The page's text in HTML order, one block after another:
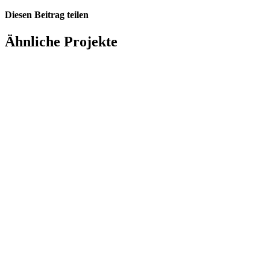
Diesen Beitrag teilen
Facebook
X
LinkedIn
WhatsApp
E-
Mail
Ähnliche Projekte